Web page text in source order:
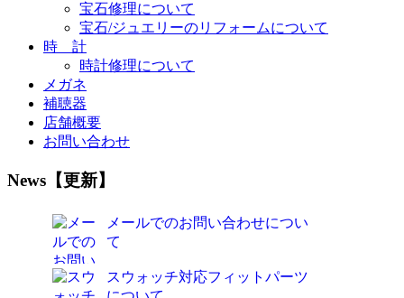
宝石修理について
宝石/ジュエリーのリフォームについて
時 計
時計修理について
メガネ
補聴器
店舗概要
お問い合わせ
News【更新】
メールでのお問い合わせについ
て
スウォッチ対応フィットパーツ